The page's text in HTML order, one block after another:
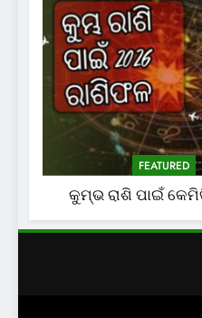
FEATURED
କୁମ୍ଭ ରାଶି ପାଇଁ